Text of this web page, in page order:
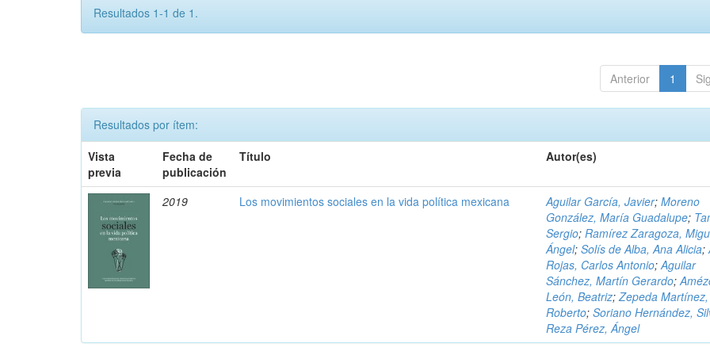
Resultados 1-1 de 1.
Anterior 1
Resultados por ítem:
Vista
previa
Fecha de
publicación
Título Autor(es)
2019 Los movimientos sociales en la vida política mexicana Aguilar García, Javier;Moreno
González, María Guadalupe;
Sergio;Ramírez Zaragoza,
Ángel;Solís de Alba, Ana Alicia;
Rojas, Carlos Antonio;Aguilar
Sánchez, Martín Gerardo;
León, Beatriz;Zepeda Martínez,
Roberto;Soriano Hernández,
Reza Pérez, Ángel